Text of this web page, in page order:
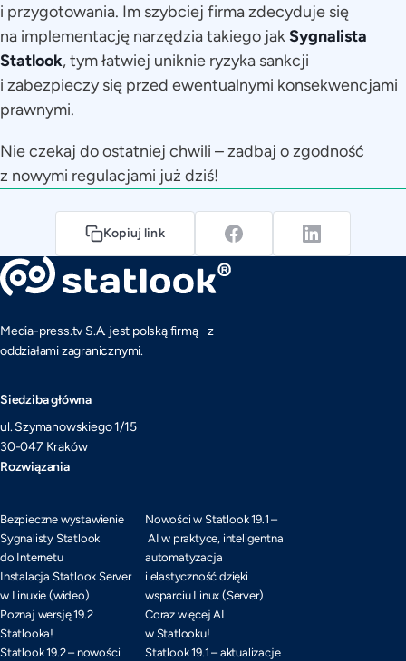
i przygotowania. Im szybciej firma zdecyduje się
na implementację narzędzia takiego jakSygnalista
Statlook, tym łatwiej uniknie ryzyka sankcji
i zabezpieczy się przed ewentualnymi konsekwencjami
prawnymi.
Nie czekaj do ostatniej chwili – zadbaj o zgodność
z nowymi regulacjami już dziś!
Kopiuj link
Media-press.tv S.A. jest polską firmą z
oddziałami zagranicznymi.
Siedziba główna
ul. Szymanowskiego 1/15
30-047 Kraków
Rozwiązania
Bezpieczne wystawienie
Sygnalisty Statlook
do Internetu
Instalacja Statlook Server
w Linuxie (wideo)
Poznaj wersję 19.2
Statlooka!
Statlook 19.2 – nowości
Nowości w Statlook 19.1 –
AI w praktyce, inteligentna
automatyzacja
i elastyczność dzięki
wsparciu Linux (Server)
Coraz więcej AI
w Statlooku!
Statlook 19.1 – aktualizacje